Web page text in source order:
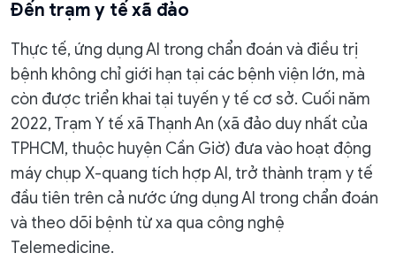
Đến trạm y tế xã đảo
Thực tế, ứng dụng AI trong chẩn đoán và điều trị
bệnh không chỉ giới hạn tại các bệnh viện lớn, mà
còn được triển khai tại tuyến y tế cơ sở. Cuối năm
2022, Trạm Y tế xã Thạnh An (xã đảo duy nhất của
TPHCM, thuộc huyện Cần Giờ) đưa vào hoạt động
máy chụp X-quang tích hợp AI, trở thành trạm y tế
đầu tiên trên cả nước ứng dụng AI trong chẩn đoán
và theo dõi bệnh từ xa qua công nghệ
Telemedicine.